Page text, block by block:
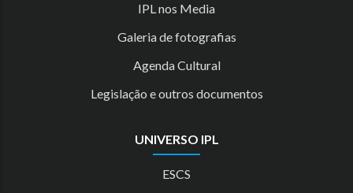
IPL nos Media
Galeria de fotografias
Agenda Cultural
Legislação e outros documentos
UNIVERSO IPL
ESCS